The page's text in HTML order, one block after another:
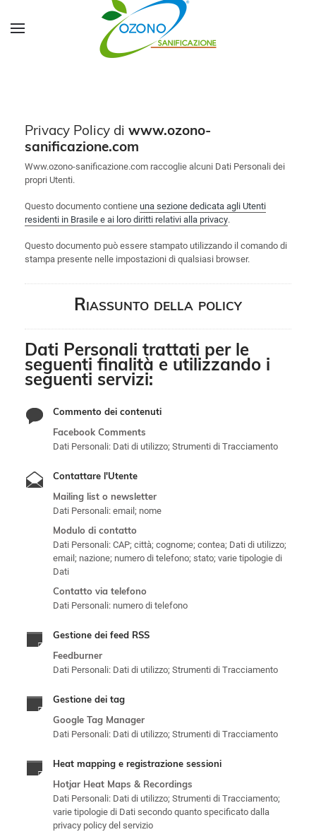
Skip to main content
Privacy Policy di www.ozono-
sanificazione.com
Www.ozono-sanificazione.com raccoglie alcuni Dati Personali dei
propri Utenti.
Questo documento contieneuna sezione dedicata agli Utenti
residenti in Brasile e ai loro diritti relativi alla privacy.
Questo documento può essere stampato utilizzando il comando di
stampa presente nelle impostazioni di qualsiasi browser.
Riassunto della policy
Dati Personali trattati per le
seguenti finalità e utilizzando i
seguenti servizi:
Commento dei contenuti
Facebook Comments
Dati Personali: Dati di utilizzo; Strumenti di Tracciamento
Contattare l'Utente
Mailing list o newsletter
Dati Personali: email; nome
Modulo di contatto
Dati Personali: CAP; città; cognome; contea; Dati di utilizzo;
email; nazione; numero di telefono; stato; varie tipologie di
Dati
Contatto via telefono
Dati Personali: numero di telefono
Gestione dei feed RSS
Feedburner
Dati Personali: Dati di utilizzo; Strumenti di Tracciamento
Gestione dei tag
Google Tag Manager
Dati Personali: Dati di utilizzo; Strumenti di Tracciamento
Heat mapping e registrazione sessioni
Hotjar Heat Maps & Recordings
Dati Personali: Dati di utilizzo; Strumenti di Tracciamento;
varie tipologie di Dati secondo quanto specificato dalla
privacy policy del servizio